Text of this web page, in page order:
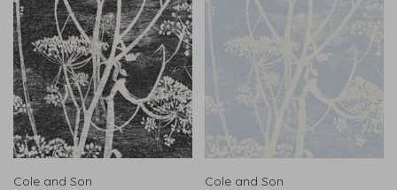
Cole and Son Cole and Son